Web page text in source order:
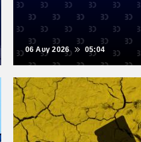
06 Αυγ 2026 05:04